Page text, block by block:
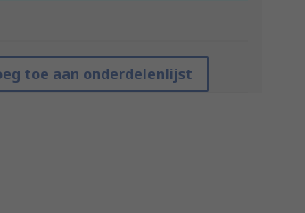
toe aan onderdelenlijst